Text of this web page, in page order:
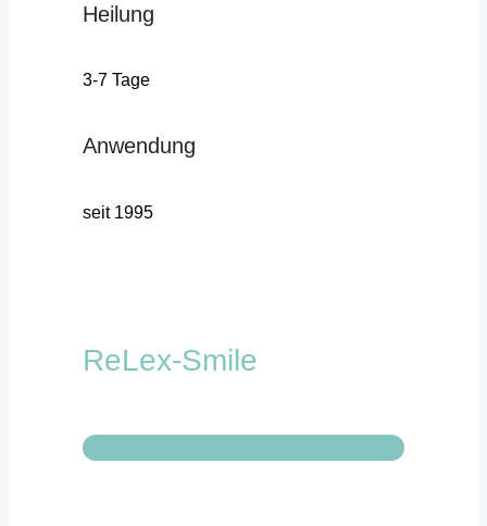
Heilung
3-7 Tage
Anwendung
seit 1995
ReLex-Smile